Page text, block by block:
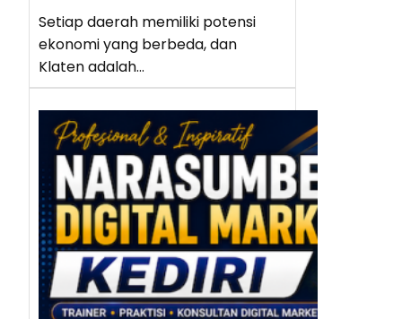
Setiap daerah memiliki potensi
ekonomi yang berbeda, dan
Klaten adalah…